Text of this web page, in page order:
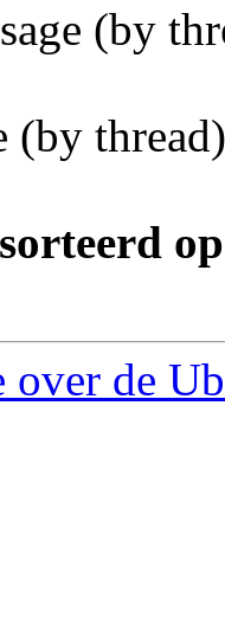
(by
(by
over de